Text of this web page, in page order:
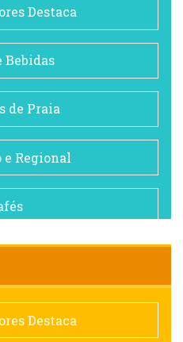
Destaca
Bebidas
de Praia
Regional
Destaca